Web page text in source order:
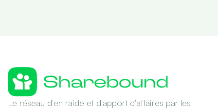
Le réseau d'entraide et d'apport d'affaires par les